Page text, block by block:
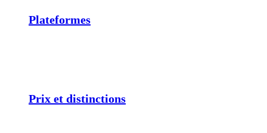
Plateformes
Prix et distinctions